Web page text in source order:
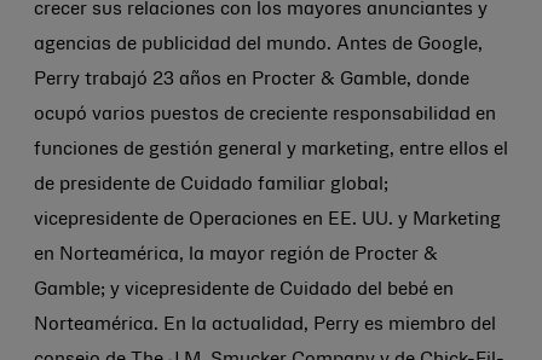
crecer sus relaciones con los mayores anunciantes y
agencias de publicidad del mundo. Antes de Google,
Perry trabajó 23 años en Procter & Gamble, donde
ocupó varios puestos de creciente responsabilidad en
funciones de gestión general y marketing, entre ellos el
de presidente de Cuidado familiar global;
vicepresidente de Operaciones en EE. UU. y Marketing
en Norteamérica, la mayor región de Procter &
Gamble; y vicepresidente de Cuidado del bebé en
Norteamérica. En la actualidad, Perry es miembro del